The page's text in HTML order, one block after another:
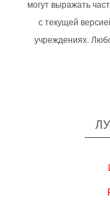
могут выражать
с текущей
учреждениях.